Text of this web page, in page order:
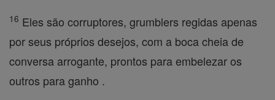
16 Eles são corruptores, grumblers regidas apenas
por seus próprios desejos, com a boca cheia de
conversa arrogante, prontos para embelezar os
outros para ganho .